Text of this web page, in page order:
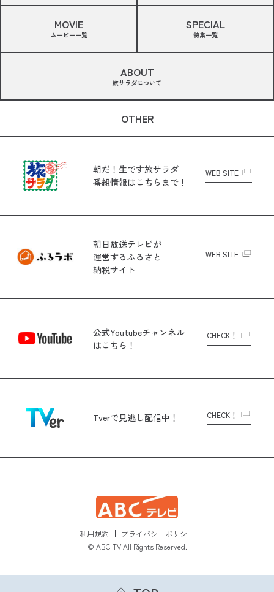
MOVIE
ムービー一覧
SPECIAL
特集一覧
ABOUT
旅サラダについて
OTHER
朝だ！生です旅サラダ
番組情報はこちらまで！
WEB SITE
朝日放送テレビが
運営するふるさと
納税サイト
WEB SITE
公式Youtubeチャンネル
はこちら！
CHECK！
Tverで見逃し配信中！ CHECK！
利用規約
プライバシーポリシー
© ABC TV All Rights Reserved.